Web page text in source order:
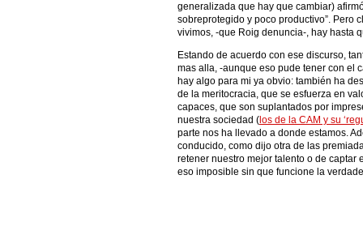
generalizada que hay que cambiar)
sobreprotegido y poco productivo”. Pero
vivimos, -que Roig denuncia-, hay hasta
Estando de acuerdo con ese discurso,
mas alla, -aunque eso pude tener con el
hay algo para mi ya obvio: también ha
de la meritocracia, que se esfuerza en
capaces, que son suplantados por
nuestra sociedad ( los de la CAM y su
parte nos ha llevado a donde estamos.
conducido, como dijo otra de las
retener nuestro mejor talento o de captar
eso imposible sin que funcione la